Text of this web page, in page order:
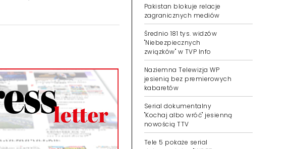
Pakistan blokuje relacje
zagranicznych mediów
Średnio 181 tys. widzów
"Niebezpiecznych
związków" w TVP Info
Naziemna Telewizja WP
jesienią bez premierowych
kabaretów
Serial dokumentalny
"Kochaj albo wróć" jesienną
nowością TTV
Tele 5 pokaże serial